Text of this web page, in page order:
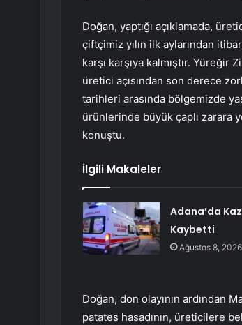
Doğan, yaptığı açıklamada,
çiftçimiz yılın ilk aylarından
karşı karşıya kalmıştır.
üretici açısından son derece
tarihleri arasında bölgemizde
ürünlerinde büyük çaplı zarara
konuştu.
İlgili Makaleler
Adana’da
Kaybetti
Ağustos 8, 2026
Doğan, don olayının ardından
patates hasadının, üreticilere